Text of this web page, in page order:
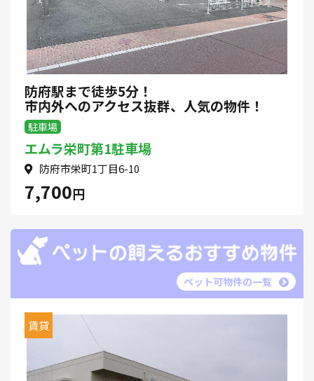
防府駅まで徒歩5分！
市内外へのアクセス抜群、人気の物件！
駐車場
エムラ栄町第1駐車場
防府市栄町1丁目6-10
7,700円
ペット可物件の一覧
賃貸